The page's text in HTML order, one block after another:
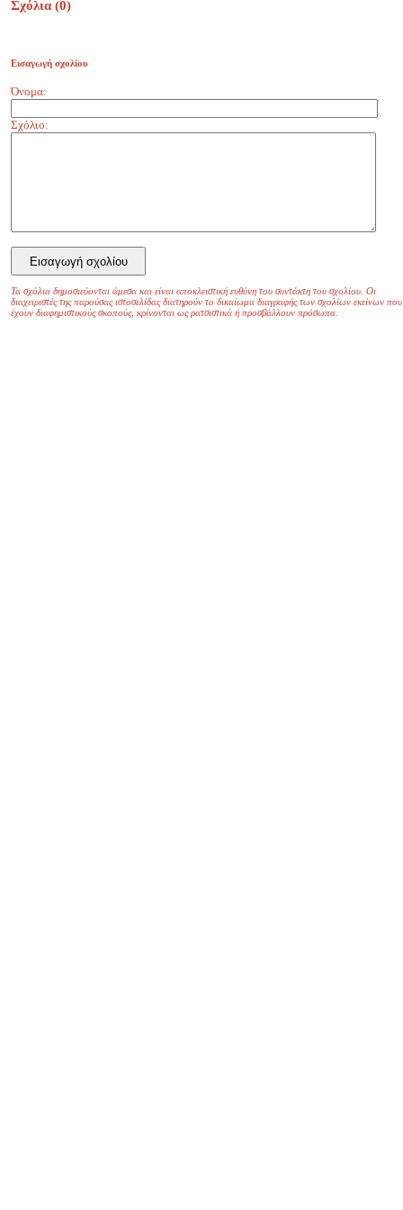
Σχόλια (0)
Εισαγωγή σχολίου
Όνομα:
Σχόλιο:
Τα σχόλια δημοσιεύονται άμεσα και είναι αποκλειστική ευθύνη του συντάκτη του σχολίου. Οι
διαχειριστές της παρούσας ιστοσελίδας διατηρούν το δικαίωμα διαγραφής των σχολίων εκείνων που
έχουν διαφημιστικούς σκοπούς, κρίνονται ως ρατσιστικά ή προσβάλλουν πρόσωπα.